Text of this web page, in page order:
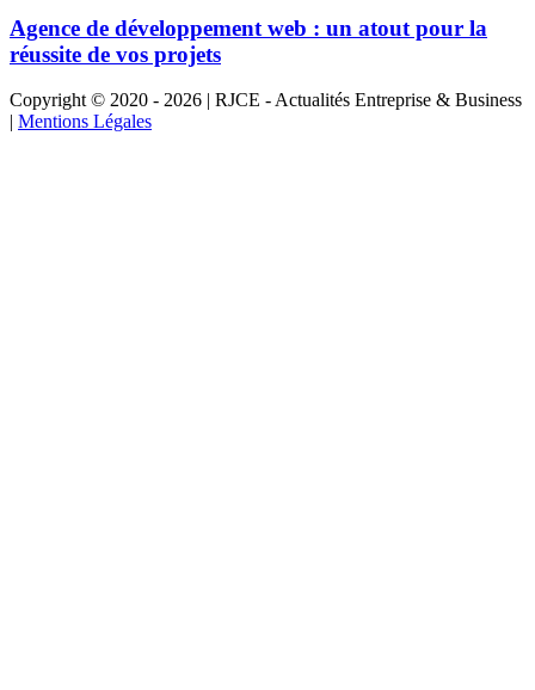
Agence de développement web : un atout pour la
réussite de vos projets
Copyright © 2020 - 2026 | RJCE - Actualités Entreprise & Business
| Mentions Légales